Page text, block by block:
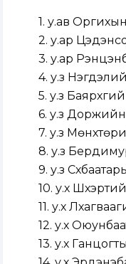
1. у.ав
2. у.ар
3. у.ар
4. у.з
5. у.з
6. у.з
7. у.з
8. у.з
9. у.з
10. у.х
11. у.х
12. у.х
13. у.х